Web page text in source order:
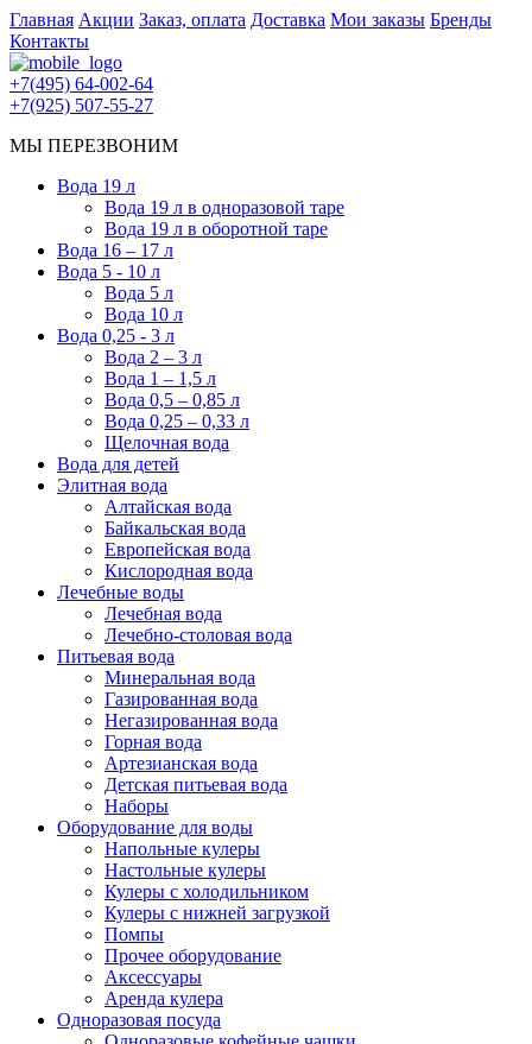
Главная Акции Заказ, оплата Доставка Мои заказы Бренды
Контакты
+7(495) 64-002-64
+7(925) 507-55-27
МЫ ПЕРЕЗВОНИМ
Вода 19 л
Вода 19 л в одноразовой таре
Вода 19 л в оборотной таре
Вода 16 – 17 л
Вода 5 - 10 л
Вода 5 л
Вода 10 л
Вода 0,25 - 3 л
Вода 2 – 3 л
Вода 1 – 1,5 л
Вода 0,5 – 0,85 л
Вода 0,25 – 0,33 л
Щелочная вода
Вода для детей
Элитная вода
Алтайская вода
Байкальская вода
Европейская вода
Кислородная вода
Лечебные воды
Лечебная вода
Лечебно-столовая вода
Питьевая вода
Минеральная вода
Газированная вода
Негазированная вода
Горная вода
Артезианская вода
Детская питьевая вода
Наборы
Оборудование для воды
Напольные кулеры
Настольные кулеры
Кулеры с холодильником
Кулеры с нижней загрузкой
Помпы
Прочее оборудование
Аксессуары
Аренда кулера
Одноразовая посуда